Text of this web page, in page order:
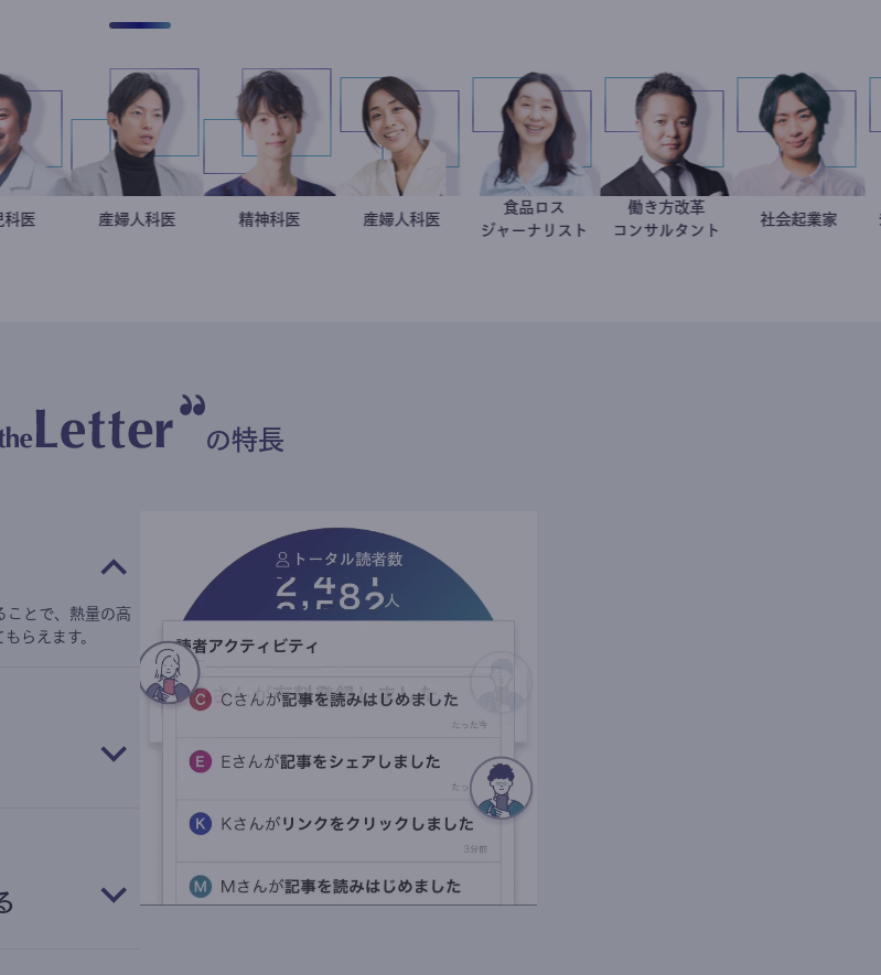
今西洋介
小児科医 重見大介
産婦人科医 藤野智哉
精神科医 稲葉可奈子
産婦人科医 井出留美
食品ロス
ジャーナリスト
新田龍
働き方改革
コンサルタント
駒崎弘
社会起業
の特長
ことで、熱量の高
らえます。